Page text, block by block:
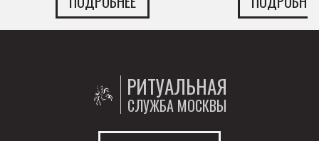
РИТУАЛЬНАЯ
СЛУЖБА МОСКВЫ